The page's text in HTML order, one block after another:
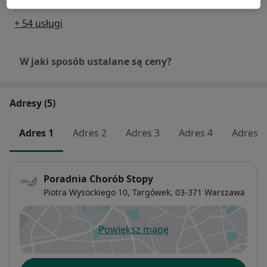
+ 54 usługi
W jaki sposób ustalane są ceny?
Adresy (5)
Adres 1 Adres 2 Adres 3 Adres 4 Adres 5
Poradnia Chorób Stopy
Piotra Wysockiego 10, Targówek, 03-371 Warszawa
Powiększ mapęotwiera się w nowej karcie
Dostępność